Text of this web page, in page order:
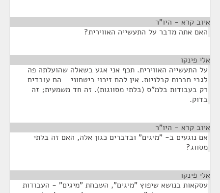
איוב קרא - היו"ר
האם אתה מדבר על התעשייה האווירית?
אלי פינקו
על התעשייה האווירית. תכף אני אגע בשאלה שהועלתה פה
לגבי חברות קבלניות. אין להם זיכוי ביטחוני - הם עובדים
רק בעבודות בלמ"ס (בלתי מסווגות). זה חד משמעית; זה
בדוק.
איוב קרא - היו"ר
אם נוגעים ב- "מיגים" ובדברים כגון אלה, האם זה בלתי
מסווג?
אלי פינקו
עסקאות בנושא שיפוץ "מיגים", השבחת "מיגים" - העבודות